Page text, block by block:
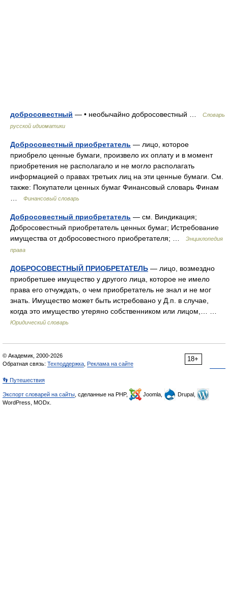
добросовестный — • необычайно добросовестный …
Словарь
русской идиоматики
Добросовестный приобретатель — лицо, которое
приобрело ценные бумаги, произвело их оплату и в момент
приобретения не располагало и не могло располагать
информацией о правах третьих лиц на эти ценные бумаги. См.
также: Покупатели ценных бумаг Финансовый словарь Финам
Финансовый словарь
Добросовестный приобретатель — см. Виндикация;
Добросовестный приобретатель ценных бумаг; Истребование
имущества от добросовестного приобретателя; …
Энциклопедия
права
ДОБРОСОВЕСТНЫЙ ПРИОБРЕТАТЕЛЬ — лицо, возмездно
приобретшее имущество у другого лица, которое не имело
права его отчуждать, о чем приобретатель не знал и не мог
знать. Имущество может быть истребовано у Д.п. в случае,
когда это имущество утеряно собственником или лицом,… …
Юридический словарь
18+
© Академик, 2000-2026
Обратная связь: Техподдержка Реклама на сайте
👣 Путешествия
Экспорт словарей на сайты , сделанные на PHP, Joomla,
Drupal,
WordPress, MODx.